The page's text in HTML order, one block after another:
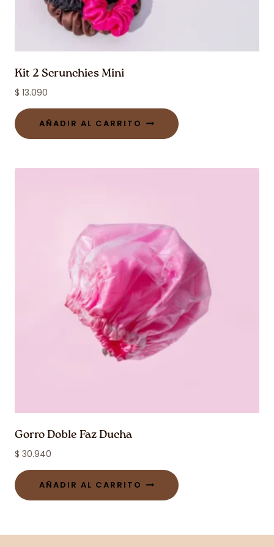
Kit 2 Scrunchies Mini
$ 13.090
AÑADIR AL CARRITO
Gorro Doble Faz Ducha
$ 30.940
AÑADIR AL CARRITO